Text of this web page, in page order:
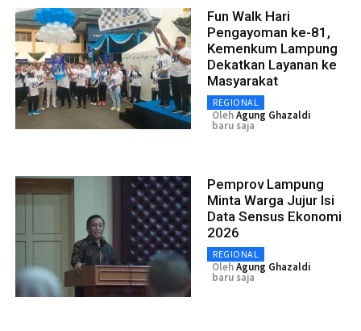
Fun Walk Hari
Pengayoman ke-81,
Kemenkum Lampung
Dekatkan Layanan ke
Masyarakat
REGIONAL
OlehAgung Ghazaldi
baru saja
Pemprov Lampung
Minta Warga Jujur Isi
Data Sensus Ekonomi
2026
REGIONAL
OlehAgung Ghazaldi
baru saja